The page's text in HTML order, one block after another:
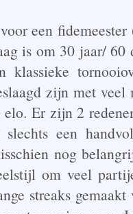
een
is om 30 jaar/ 60
klassieke
zijn met
elo. Er zijn 2
een
nog
om veel
streaks